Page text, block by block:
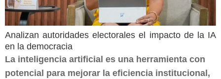
Analizan autoridades electorales el impacto de la IA
en la democracia
La inteligencia artificial es una herramienta con
potencial para mejorar la eficiencia institucional,